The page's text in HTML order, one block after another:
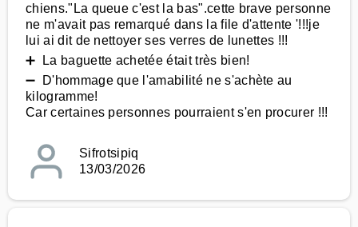
chiens."La queue c'est la bas".cette brave personne
ne m'avait pas remarqué dans la file d'attente '!!!je
lui ai dit de nettoyer ses verres de lunettes !!!
➕ La baguette achetée était très bien!
➖ D'hommage que l'amabilité ne s'achète au
kilogramme!
Car certaines personnes pourraient s'en procurer !!!
Sifrotsipiq
13/03/2026